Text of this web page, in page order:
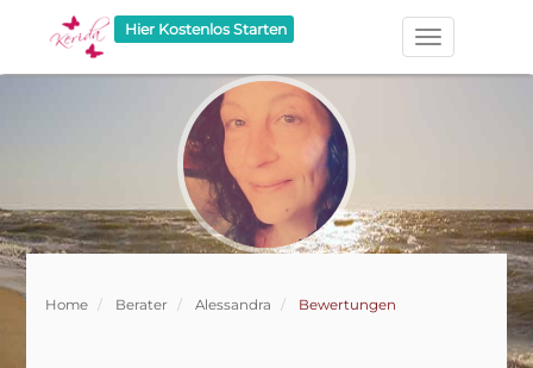
Hier Kostenlos Starten
Home Berater Alessandra Bewertungen